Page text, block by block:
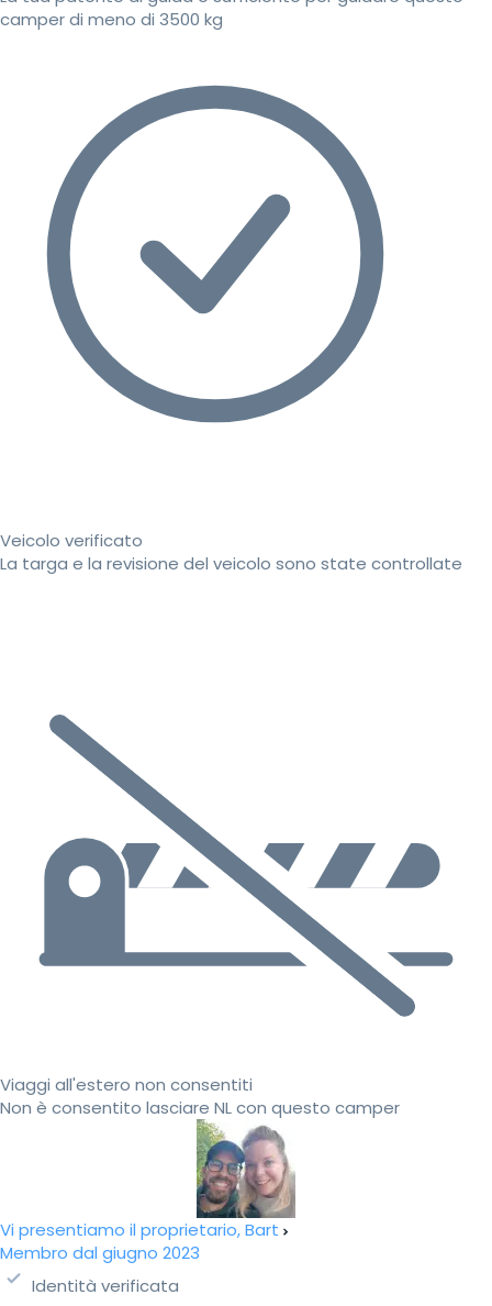
camper di meno di 3500 kg
Veicolo verificato
La targa e la revisione del veicolo sono state controllate
Viaggi all'estero non consentiti
Non è consentito lasciare NL con questo camper
Vi presentiamo il proprietario, Bart
Membro dal giugno 2023
Identità verificata